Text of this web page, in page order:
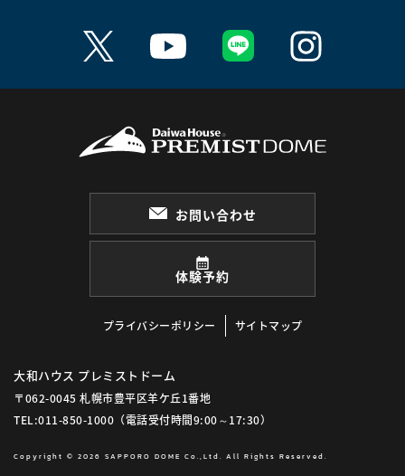
お問い合わせ
体験予約
プライバシーポリシー サイトマップ
大和ハウス プレミストドーム
〒062-0045 札幌市豊平区羊ケ丘1番地
TEL:011-850-1000 （電話受付時間9:00～17:30）
Copyright © 2026 SAPPORO DOME Co.,Ltd. All Rights Reserved.